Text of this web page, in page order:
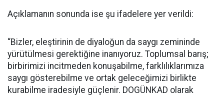
Açıklamanın sonunda ise şu ifadelere yer verildi:
“Bizler, eleştirinin de diyaloğun da saygı zemininde
yürütülmesi gerektiğine inanıyoruz. Toplumsal barış;
birbirimizi incitmeden konuşabilme, farklılıklarımıza
saygı gösterebilme ve ortak geleceğimizi birlikte
kurabilme iradesiyle güçlenir. DOGÜNKAD olarak